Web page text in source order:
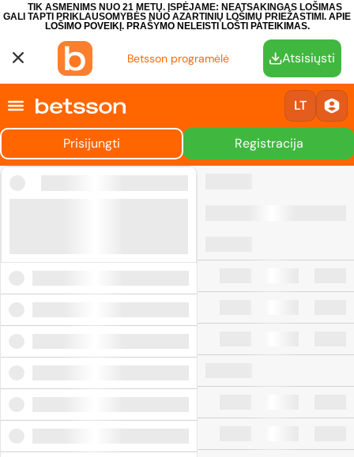
TIK ASMENIMS NUO 21 METŲ. ĮSPĖJAME: NEATSAKINGAS LOŠIMAS
GALI TAPTI PRIKLAUSOMYBĖS NUO AZARTINIŲ LOŠIMŲ PRIEŽASTIMI. APIE
LOŠIMO POVEIKĮ. PRAŠYMO NELEISTI LOŠTI PATEIKIMAS.
Betsson programėlė Atsisiųsti
LT
Prisijungti Registracija